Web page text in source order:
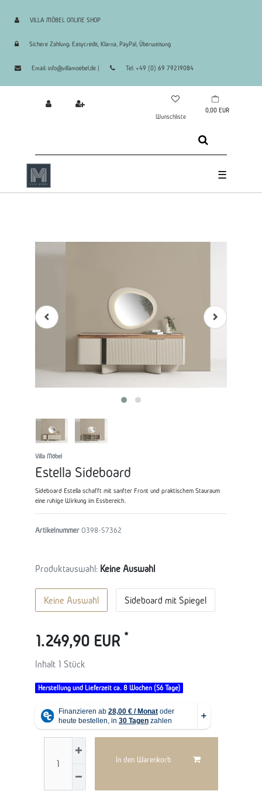
VILLA MÖBEL ONLINE SHOP
Sichere Zahlung: Easycredit, Klarna, PayPal, Überweisung
Email: info@villamoebel.de | Tel: +49 (0) 69 79219084
☰
Wunschliste
0,00 EUR
Villa Möbel
Estella Sideboard
Sideboard Estella schafft mit sanfter Front und praktischem Stauraum
eine ruhige Wirkung im Essbereich.
Artikelnummer O398-57362
Produktauswahl: Keine Auswahl
Keine Auswahl Sideboard mit Spiegel
1.249,90 EUR *
Inhalt 1 Stück
Herstellung und Lieferzeit ca. 8 Wochen (56 Tage)
In den Warenkorb